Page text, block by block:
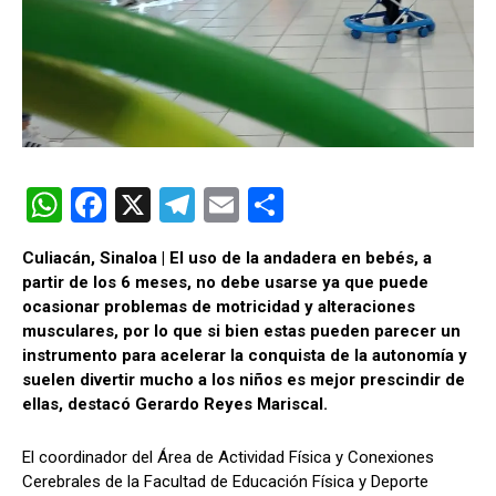
W
h
at
s
A
p
p
F
a
ce
b
o
o
k
X
T
e
gr
a
m
E
m
ail
o
m
p
ar
tir
Culiacán, Sinaloa | El uso de la andadera en bebés, a
partir de los 6 meses, no debe usarse ya que puede
ocasionar problemas de motricidad y alteraciones
musculares, por lo que si bien estas pueden parecer un
instrumento para acelerar la conquista de la autonomía y
suelen divertir mucho a los niños es mejor prescindir de
ellas, destacó Gerardo Reyes Mariscal.
El coordinador del Área de Actividad Física y Conexiones
Cerebrales de la Facultad de Educación Física y Deporte